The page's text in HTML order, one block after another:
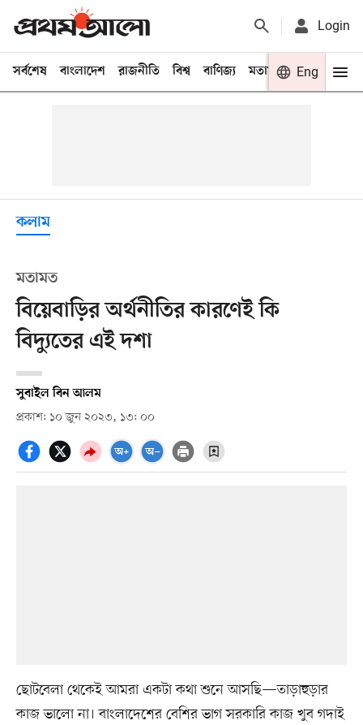
Login
সর্বশেষ বাংলাদেশ রাজনীতি বিশ্ব বাণিজ্য মতামত খেলা
Eng
কলাম
মতামত
বিয়েবাড়ির অর্থনীতির কারণেই কি
বিদ্যুতের এই দশা
সুবাইল বিন আলম
প্রকাশ: ১০ জুন ২০২৩, ১৩: ০০
ছোটবেলা থেকেই আমরা একটা কথা শুনে আসছি—তাড়াহুড়ার
কাজ ভালো না। বাংলাদেশের বেশির ভাগ সরকারি কাজ খুব গদাই